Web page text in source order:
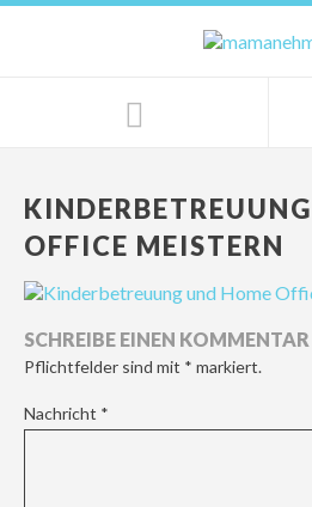
OFFICE MEISTERN
SCHREIBE EINEN KOMMENTAR
Pflichtfelder sind mit * markiert.
Nachricht *